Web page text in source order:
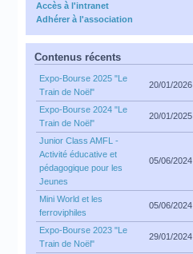
Accès à l'intranet
Adhérer à l'association
Contenus récents
Expo-Bourse 2025 "Le
Train de Noël"
20/01/2026
Expo-Bourse 2024 "Le
Train de Noël"
20/01/2025
Junior Class AMFL -
Activité éducative et
pédagogique pour les
Jeunes
05/06/2024
Mini World et les
ferroviphiles
05/06/2024
Expo-Bourse 2023 "Le
Train de Noël"
29/01/2024